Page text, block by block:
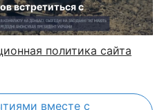
встретиться с
политика сайта
вместе с